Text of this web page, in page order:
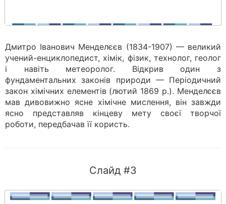
Дмитро Іванович Менделєєв (1834-1907) — великий
учений-енциклопедист, хімік, фізик, технолог, геолог
і навіть метеоролог. Відкрив один з
фундаментальних законів природи — Періодичний
закон хімічних елементів (лютий 1869 р.). Менделєєв
мав дивовижно ясне хімічне мислення, він завжди
ясно представляв кінцеву мету своєї творчої
роботи, передбачав її користь.
Слайд #3